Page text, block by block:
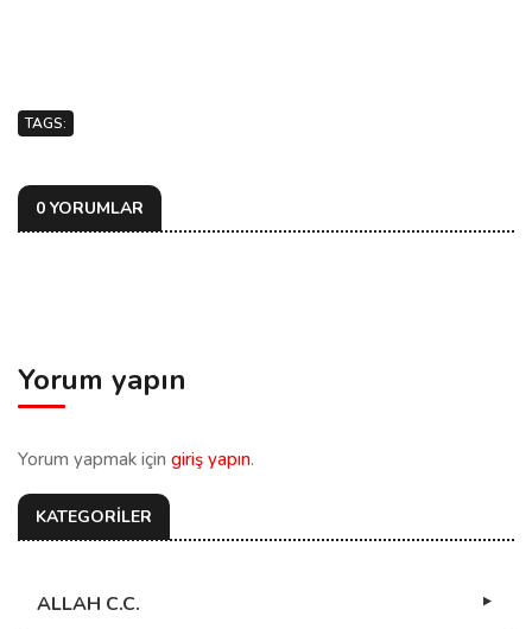
TAGS:
0 YORUMLAR
Yorum yapın
Yorum yapmak için giriş yapın.
KATEGORİLER
ALLAH C.C.